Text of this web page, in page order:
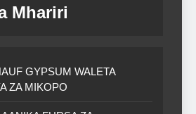
Mhariri
GYPSUM WALETA
ZA MIKOPO